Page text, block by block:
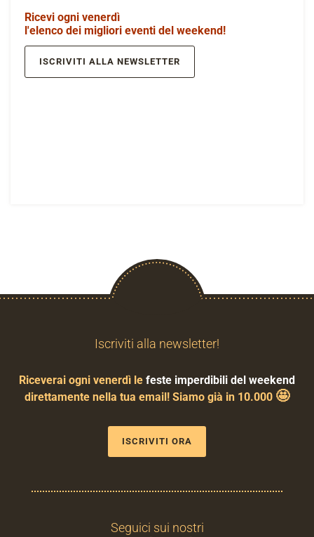
Ricevi ogni venerdì
l'elenco dei migliori eventi del weekend!
ISCRIVITI ALLA NEWSLETTER
Iscriviti alla newsletter!
Riceverai ogni venerdì le feste imperdibili del weekend
direttamente nella tua email! Siamo già in 10.000 🤩
ISCRIVITI ORA
Seguici sui nostri